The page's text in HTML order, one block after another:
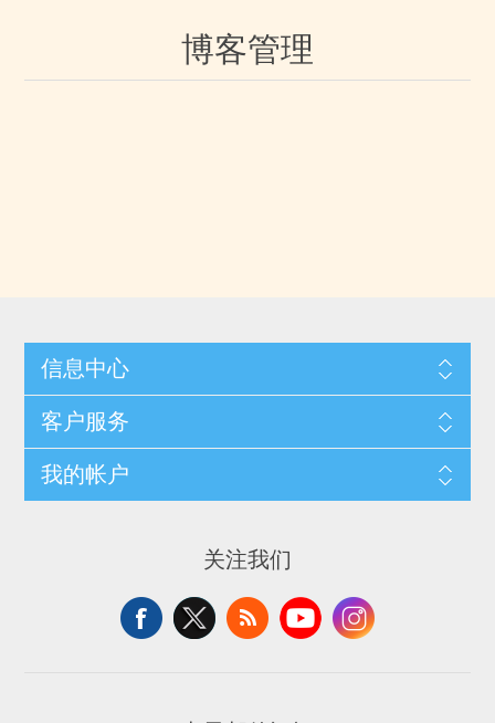
博客管理
信息中心
客户服务
我的帐户
关注我们